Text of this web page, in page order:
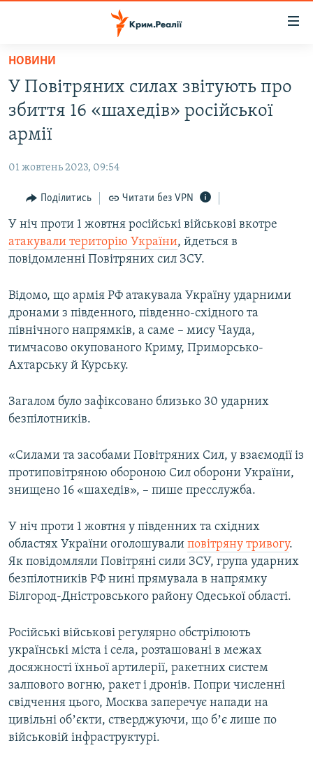
Перейти
основного
матеріалу
Перейти
до
основної
Перейти
пошуку
ВОДА.КРИМ
ВІДЕО ТА ФОТО
БЛОГИ
ПОГЛЯД
ІНТЕРВ'Ю
ВСЕ ЗА ДЕНЬ
ДЕПОРТАЦІЯ
ВІДЕОУРОКИ «ELIFBE»
СВІДЧЕННЯ ОКУПАЦІЇ
ІНФОГРАФІКА
ЯК ОБІЙТИ БЛОКУВАННЯ
Русский
Qırımtatar
ДОЛУЧАЙСЯ!
Усі сайти RFE/RL
НОВИНИ
У Повітряних силах звітують про
збиття 16 «шахедів» російської
армії
01 жовтень 2023, 09:54
Поділитись Читати без VPN
У ніч проти 1 жовтня російські військові вкотре
атакували територію України, йдеться в
повідомленні Повітряних сил ЗСУ.
Відомо, що армія РФ атакувала Україну ударними
дронами з південного, південно-східного та
північного напрямків, а саме – мису Чауда,
тимчасово окупованого Криму, Приморсько-
Ахтарську й Курську.
Загалом було зафіксовано близько 30 ударних
безпілотників.
«Силами та засобами Повітряних Сил, у взаємодії із
протиповітряною обороною Сил оборони України,
знищено 16 «шахедів», – пише пресслужба.
У ніч проти 1 жовтня у південних та східних
областях України оголошували повітряну тривогу.
Як повідомляли Повітряні сили ЗСУ, група ударних
безпілотників РФ нині прямувала в напрямку
Білгород-Дністровського району Одеської області.
Російські військові регулярно обстрілюють
українські міста і села, розташовані в межах
досяжності їхньої артилерії, ракетних систем
залпового вогню, ракет і дронів. Попри численні
свідчення цього, Москва заперечує напади на
цивільні обʼєкти, стверджуючи, що бʼє лише по
військовій інфраструктурі.